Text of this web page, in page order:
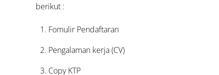
berikut :
Fomulir Pendaftaran
Pengalaman kerja (CV)
Copy KTP